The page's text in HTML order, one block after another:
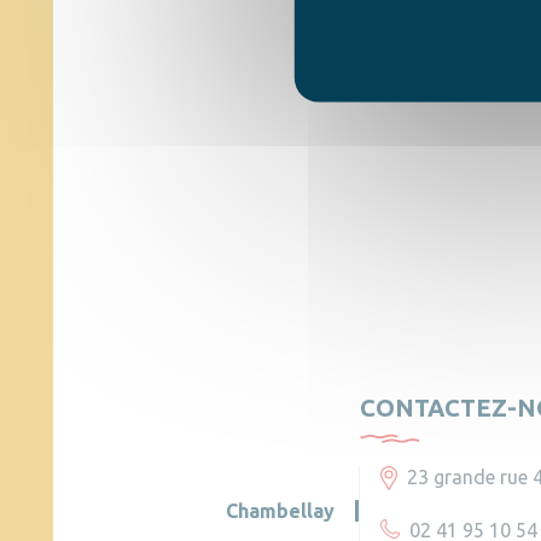
CONTACTEZ-
Chambellay
23 grande rue
02 41 95 10 54